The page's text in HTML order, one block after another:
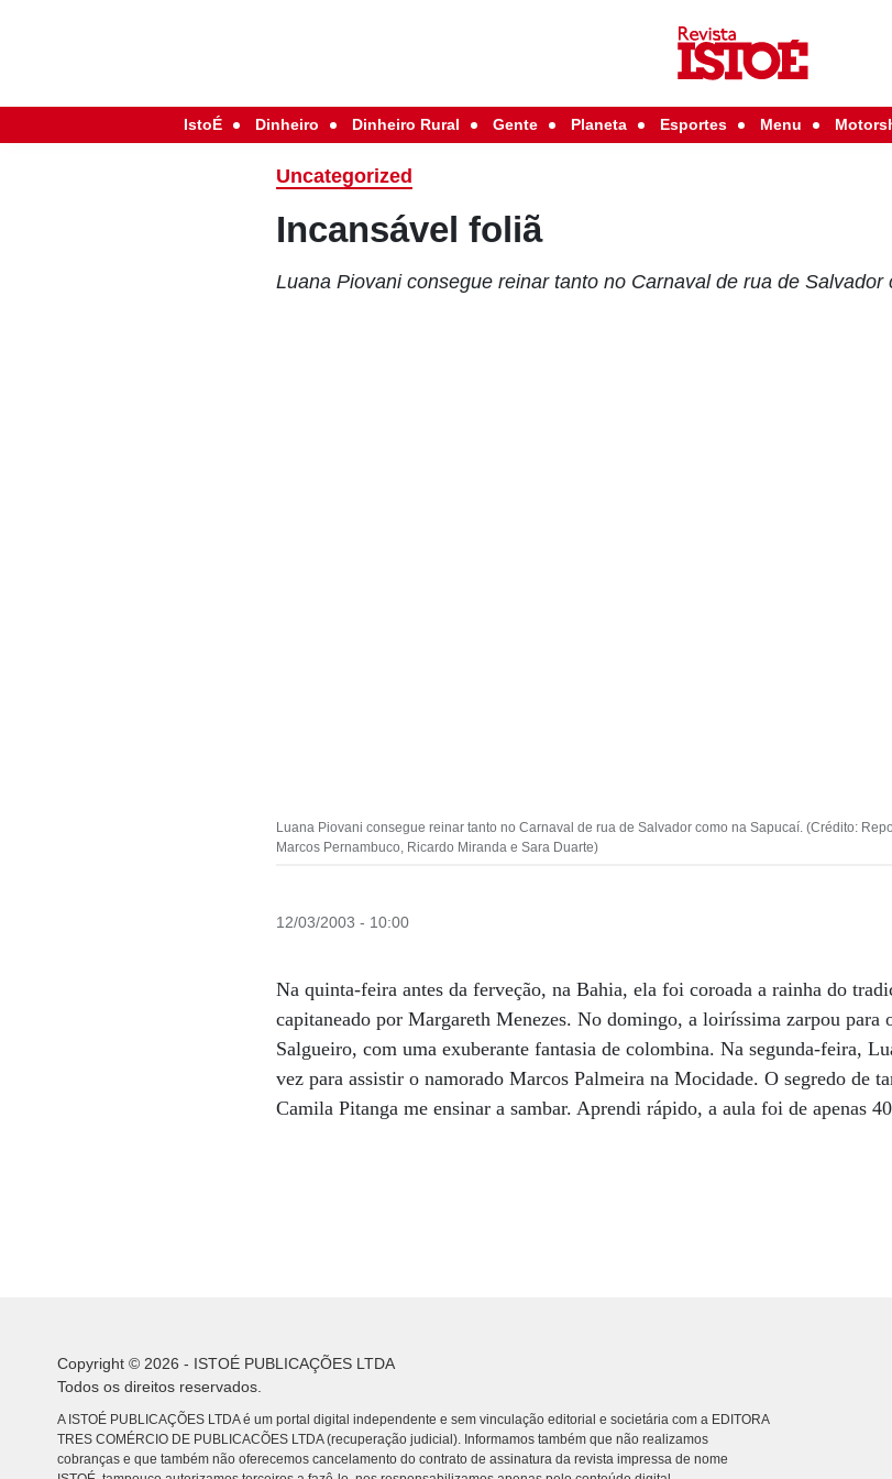
IstoÉ Dinheiro Dinheiro Rural Gente Planeta Esportes Menu
Uncategorized
Incansável foliã
Luana Piovani consegue reinar tanto no Carnaval de rua de Salvador
Luana Piovani consegue reinar tanto no Carnaval de rua de Salvador como na Sapucaí. (Crédito:
Marcos Pernambuco, Ricardo Miranda e Sara Duarte)
12/03/2003 - 10:00
Na quinta-feira antes da ferveção, na Bahia, ela foi coroada a rainha do
capitaneado por Margareth Menezes. No domingo, a loiríssima zarpou para
Salgueiro, com uma exuberante fantasia de colombina. Na segunda-feira,
vez para assistir o namorado Marcos Palmeira na Mocidade. O segredo de
Camila Pitanga me ensinar a sambar. Aprendi rápido, a aula foi de apenas
Copyright © 2026 - ISTOÉ PUBLICAÇÕES LTDA
Todos os direitos reservados.
A ISTOÉ PUBLICAÇÕES LTDA é um portal digital independente e sem vinculação editorial e societária com a EDITORA
TRES COMÉRCIO DE PUBLICACÕES LTDA (recuperação judicial). Informamos também que não realizamos
cobranças e que também não oferecemos cancelamento do contrato de assinatura da revista impressa de nome